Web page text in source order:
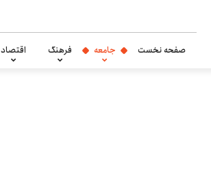
صفحه نخست جامعه فرهنگ اقتصاد